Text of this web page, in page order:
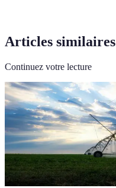
Articles similaires
Continuez votre lecture